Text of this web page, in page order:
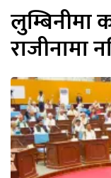
लुम्बिनीमा
राजीनामा